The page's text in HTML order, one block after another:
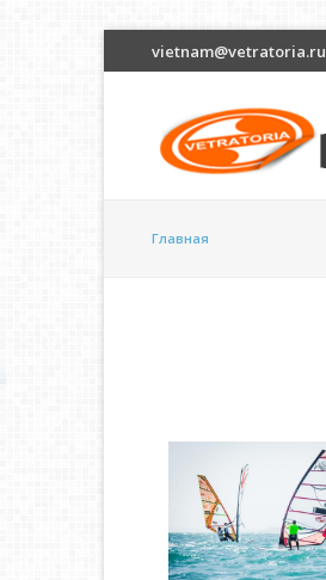
vietnam@vetratoria.ru
Главная